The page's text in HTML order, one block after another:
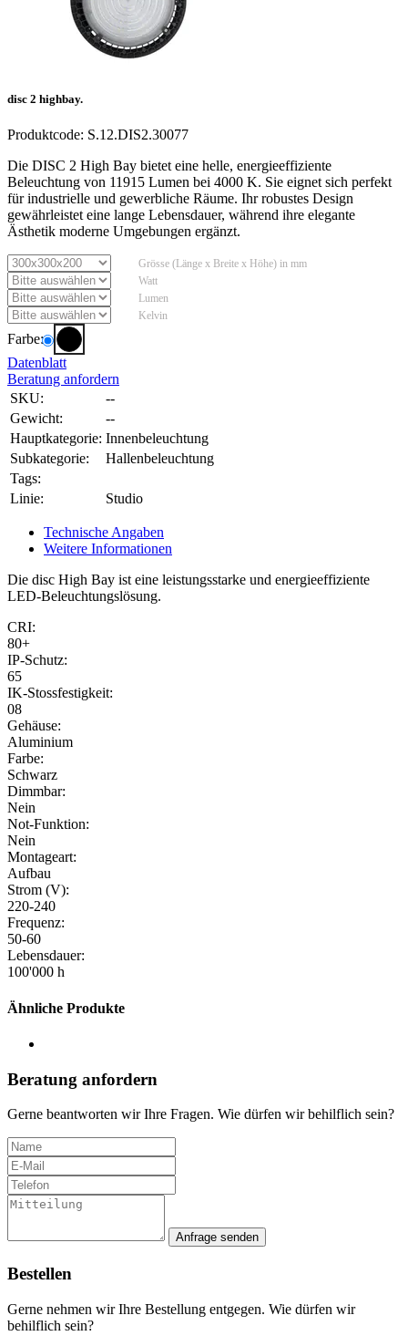
disc 2 highbay.
Produktcode: S.12.DIS2.30077
Die DISC 2 High Bay bietet eine helle, energieeffiziente
Beleuchtung von 11915 Lumen bei 4000 K. Sie eignet sich perfekt
für industrielle und gewerbliche Räume. Ihr robustes Design
gewährleistet eine lange Lebensdauer, während ihre elegante
Ästhetik moderne Umgebungen ergänzt.
Grösse (Länge x Breite x Höhe) in mm
Watt
Lumen
Kelvin
Farbe:
Datenblatt
Beratung anfordern
SKU:
--
Gewicht:
--
Hauptkategorie: Innenbeleuchtung
Subkategorie:
Hallenbeleuchtung
Tags:
Linie:
Studio
Technische Angaben
Weitere Informationen
Die disc High Bay ist eine leistungsstarke und energieeffiziente
LED-Beleuchtungslösung.
CRI:
80+
IP-Schutz:
65
IK-Stossfestigkeit:
08
Gehäuse:
Aluminium
Farbe:
Schwarz
Dimmbar:
Nein
Not-Funktion:
Nein
Montageart:
Aufbau
Strom (V):
220-240
Frequenz:
50-60
Lebensdauer:
100'000 h
Ähnliche Produkte
Beratung anfordern
Gerne beantworten wir Ihre Fragen. Wie dürfen wir behilflich sein?
Anfrage senden
Bestellen
Gerne nehmen wir Ihre Bestellung entgegen. Wie dürfen wir
behilflich sein?